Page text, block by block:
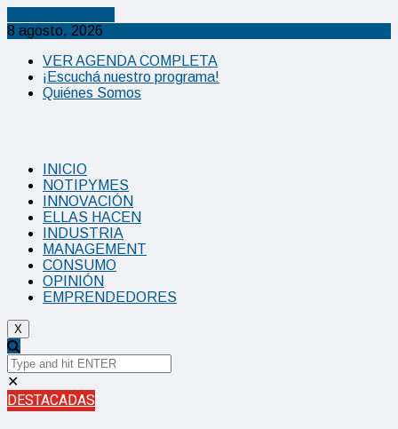
8 agosto, 2026
VER AGENDA COMPLETA
¡Escuchá nuestro programa!
Quiénes Somos
INICIO
NOTIPYMES
INNOVACIÓN
ELLAS HACEN
INDUSTRIA
MANAGEMENT
CONSUMO
OPINIÓN
EMPRENDEDORES
X
✕
DESTACADAS